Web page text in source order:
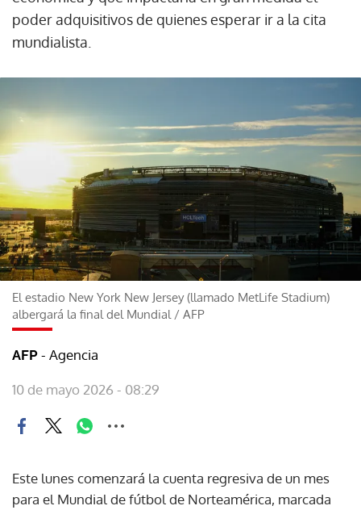
poder adquisitivos de quienes esperar ir a la cita
mundialista.
El estadio New York New Jersey (llamado MetLife Stadium)
albergará la final del Mundial / AFP
AFP - Agencia
10 de mayo 2026 - 08:29
Este lunes comenzará la cuenta regresiva de un mes
para el Mundial de fútbol de Norteamérica, marcada